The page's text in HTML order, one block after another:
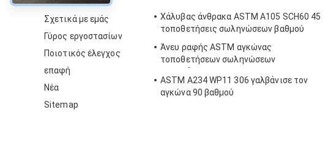
Σχετικά με εμάς
Γύρος εργοστασίων
Ποιοτικός έλεγχος
επαφή
Νέα
Sitemap
Χάλυβας άνθρακα ASTM A105 SCH60 45
τοποθετήσεις σωληνώσεων βαθμού
Άνευ ραφής ASTM αγκώνας
τοποθετήσεων σωληνώσεων
ASTM A234 WP11 306 γαλβάνισε τον
αγκώνα 90 βαθμού